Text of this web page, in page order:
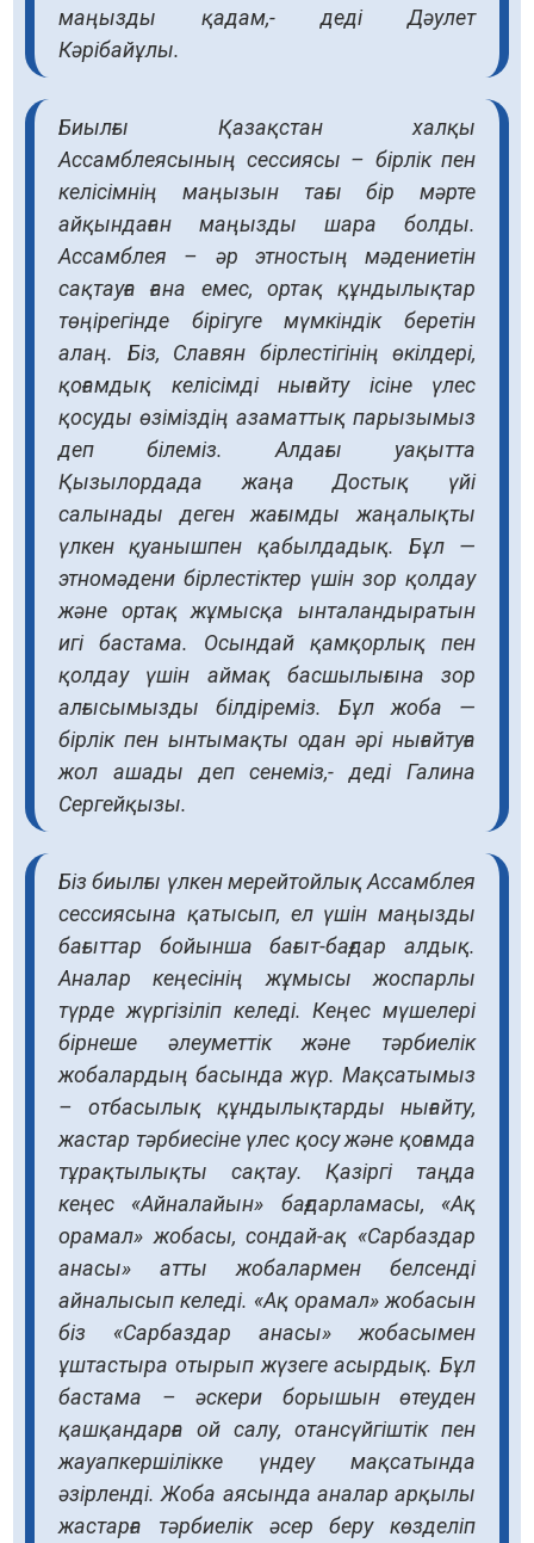
маңызды қадам,- деді Дәулет
Кәрібайұлы.
Биылғы Қазақстан халқы
Ассамблеясының сессиясы – бірлік пен
келісімнің маңызын тағы бір мәрте
айқындаған маңызды шара болды.
Ассамблея – әр этностың мәдениетін
сақтауға ғана емес, ортақ құндылықтар
төңірегінде бірігуге мүмкіндік беретін
алаң. Біз, Славян бірлестігінің өкілдері,
қоғамдық келісімді нығайту ісіне үлес
қосуды өзіміздің азаматтық парызымыз
деп білеміз. Алдағы уақытта
Қызылордада жаңа Достық үйі
салынады деген жағымды жаңалықты
үлкен қуанышпен қабылдадық. Бұл —
этномәдени бірлестіктер үшін зор қолдау
және ортақ жұмысқа ынталандыратын
игі бастама. Осындай қамқорлық пен
қолдау үшін аймақ басшылығына зор
алғысымызды білдіреміз. Бұл жоба —
бірлік пен ынтымақты одан әрі нығайтуға
жол ашады деп сенеміз,- деді Галина
Сергейқызы.
Біз биылғы үлкен мерейтойлық Ассамблея
сессиясына қатысып, ел үшін маңызды
бағыттар бойынша бағыт-бағдар алдық.
Аналар кеңесінің жұмысы жоспарлы
түрде жүргізіліп келеді. Кеңес мүшелері
бірнеше әлеуметтік және тәрбиелік
жобалардың басында жүр. Мақсатымыз
– отбасылық құндылықтарды нығайту,
жастар тәрбиесіне үлес қосу және қоғамда
тұрақтылықты сақтау. Қазіргі таңда
кеңес «Айналайын» бағдарламасы, «Ақ
орамал» жобасы, сондай-ақ «Сарбаздар
анасы» атты жобалармен белсенді
айналысып келеді. «Ақ орамал» жобасын
біз «Сарбаздар анасы» жобасымен
ұштастыра отырып жүзеге асырдық. Бұл
бастама – әскери борышын өтеуден
қашқандарға ой салу, отансүйгіштік пен
жауапкершілікке үндеу мақсатында
әзірленді. Жоба аясында аналар арқылы
жастарға тәрбиелік әсер беру көзделіп